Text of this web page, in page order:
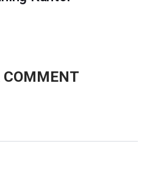
COMMENT